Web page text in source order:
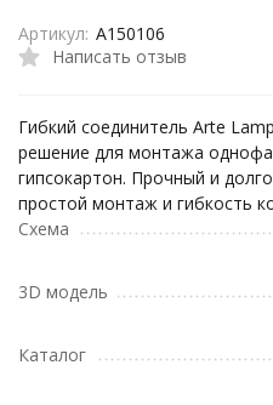
Написать отзыв
Артикул: A150106
Гибкий соединитель Arte
решение для монтажа
гипсокартон. Прочный и
простой монтаж и гибкость
Схема
3D модель
Каталог